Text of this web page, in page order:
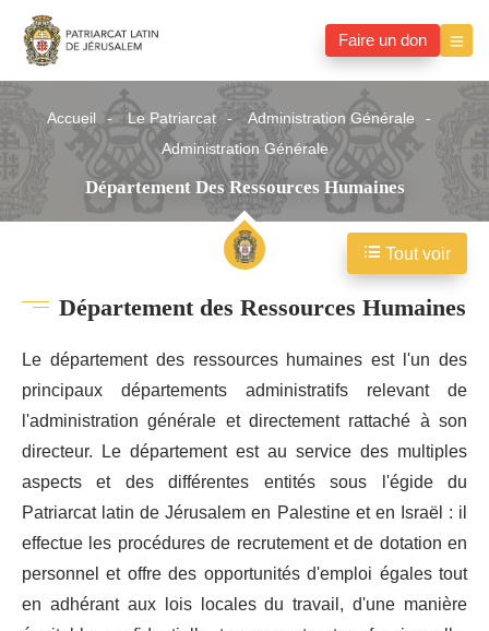
Faire un don
Accueil Le Patriarcat
Administration Générale
Administration Générale
Département Des Ressources Humaines
Département des Ressources Humaines
Le département des ressources humaines est l'un des
principaux départements administratifs relevant de
l'administration générale et directement rattaché à son
directeur. Le département est au service des multiples
aspects et des différentes entités sous l'égide du
Patriarcat latin de Jérusalem en Palestine et en Israël : il
effectue les procédures de recrutement et de dotation en
personnel et offre des opportunités d'emploi égales tout
en adhérant aux lois locales du travail, d'une manière
Tout voir